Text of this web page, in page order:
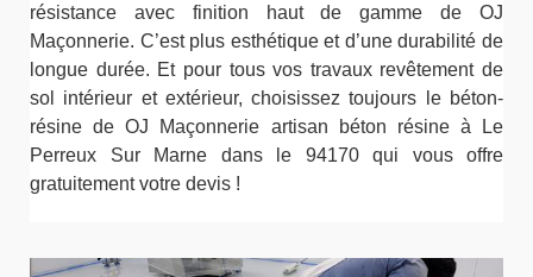
résistance avec finition haut de gamme de OJ
Maçonnerie. C’est plus esthétique et d’une durabilité de
longue durée. Et pour tous vos travaux revêtement de
sol intérieur et extérieur, choisissez toujours le béton-
résine de OJ Maçonnerie artisan béton résine à Le
Perreux Sur Marne dans le 94170 qui vous offre
gratuitement votre devis !